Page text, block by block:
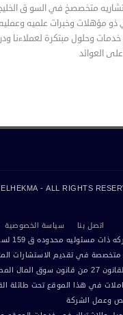
- ALL RIGHTS
سياسة الخصوصية
اتصل بنا
متخصصة في تقديم الاستشارات
في هذا الموقع تحت طائلة